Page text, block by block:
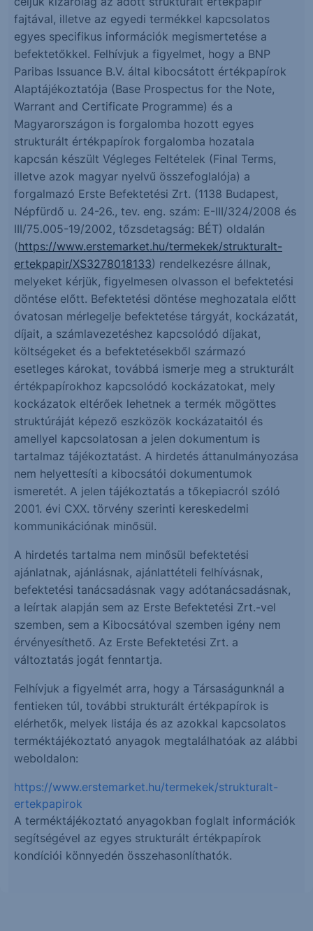
fajtával, illetve az egyedi termékkel kapcsolatos
egyes specifikus információk megismertetése a
befektetőkkel. Felhívjuk a figyelmet, hogy a BNP
Paribas Issuance B.V. által kibocsátott értékpapírok
Alaptájékoztatója (Base Prospectus for the Note,
Warrant and Certificate Programme) és a
Magyarországon is forgalomba hozott egyes
strukturált értékpapírok forgalomba hozatala
kapcsán készült Végleges Feltételek (Final Terms,
illetve azok magyar nyelvű összefoglalója) a
forgalmazó Erste Befektetési Zrt. (1138 Budapest,
Népfürdő u. 24-26., tev. eng. szám: E-III/324/2008 és
III/75.005-19/2002, tőzsdetagság: BÉT) oldalán
(https://www.erstemarket.hu/termekek/strukturalt-
ertekpapir/XS3278018133) rendelkezésre állnak,
melyeket kérjük, figyelmesen olvasson el befektetési
döntése előtt. Befektetési döntése meghozatala előtt
óvatosan mérlegelje befektetése tárgyát, kockázatát,
díjait, a számlavezetéshez kapcsolódó díjakat,
költségeket és a befektetésekből származó
esetleges károkat, továbbá ismerje meg a strukturált
értékpapírokhoz kapcsolódó kockázatokat, mely
kockázatok eltérőek lehetnek a termék mögöttes
struktúráját képező eszközök kockázataitól és
amellyel kapcsolatosan a jelen dokumentum is
tartalmaz tájékoztatást. A hirdetés áttanulmányozása
nem helyettesíti a kibocsátói dokumentumok
ismeretét. A jelen tájékoztatás a tőkepiacról szóló
2001. évi CXX. törvény szerinti kereskedelmi
kommunikációnak minősül.
A hirdetés tartalma nem minősül befektetési
ajánlatnak, ajánlásnak, ajánlattételi felhívásnak,
befektetési tanácsadásnak vagy adótanácsadásnak,
a leírtak alapján sem az Erste Befektetési Zrt.-vel
szemben, sem a Kibocsátóval szemben igény nem
érvényesíthető. Az Erste Befektetési Zrt. a
változtatás jogát fenntartja.
Felhívjuk a figyelmét arra, hogy a Társaságunknál a
fentieken túl, további strukturált értékpapírok is
elérhetők, melyek listája és az azokkal kapcsolatos
terméktájékoztató anyagok megtalálhatóak az alábbi
weboldalon:
https://www.erstemarket.hu/termekek/strukturalt-
ertekpapirok
A terméktájékoztató anyagokban foglalt információk
segítségével az egyes strukturált értékpapírok
kondíciói könnyedén összehasonlíthatók.